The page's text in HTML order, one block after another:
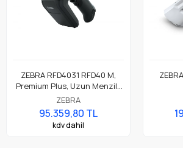
ZEBRA RFD4031 RFD40 M,
Premium Plus, Uzun Menzilli
Dairesel Polarize Anten, UHF
RFID, Bluetooth, WiFi,
Tabanca, SE4100
Görüntüleyici, 7000mAh Pil,
ZEBRA
95.359,80 TL
kdv dahil